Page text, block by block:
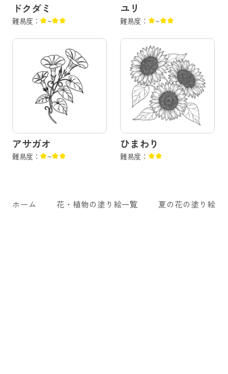
ドクダミ
難易度： ~
ユリ
難易度： ~
アサガオ
難易度： ~
ひまわり
難易度：
ホーム 花・植物の塗り絵一覧 夏の花の塗り絵一